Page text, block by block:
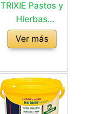
TRIXIE Pastos y
Hierbas
Tortugas
Terrestres, 300
Ver más